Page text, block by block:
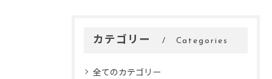
カテゴリー Categories
全てのカテゴリー